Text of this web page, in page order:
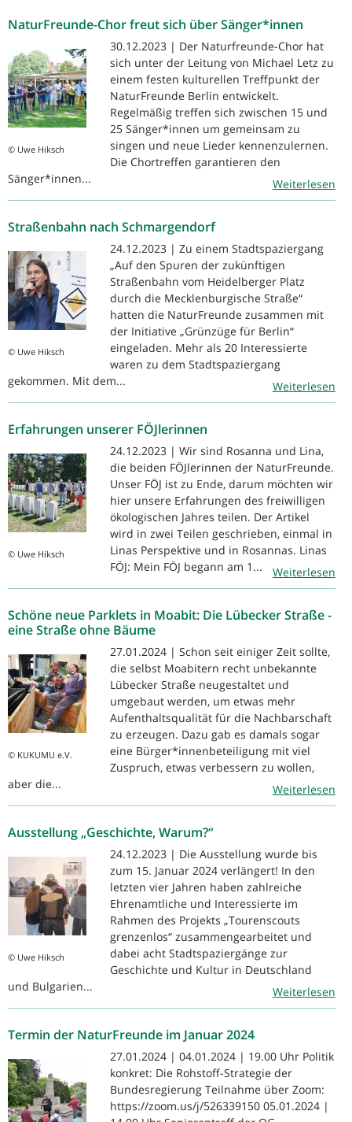
NaturFreunde-Chor freut sich über Sänger*innen
© Uwe Hiksch
30.12.2023 | Der Naturfreunde-Chor hat
sich unter der Leitung von Michael Letz zu
einem festen kulturellen Treffpunkt der
NaturFreunde Berlin entwickelt.
Regelmäßig treffen sich zwischen 15 und
25 Sänger*innen um gemeinsam zu
singen und neue Lieder kennenzulernen.
Die Chortreffen garantieren den
Sänger*innen...
Weiterlesen
Straßenbahn nach Schmargendorf
© Uwe Hiksch
24.12.2023 | Zu einem Stadtspaziergang
„Auf den Spuren der zukünftigen
Straßenbahn vom Heidelberger Platz
durch die Mecklenburgische Straße“
hatten die NaturFreunde zusammen mit
der Initiative „Grünzüge für Berlin“
eingeladen. Mehr als 20 Interessierte
waren zu dem Stadtspaziergang
gekommen. Mit dem...
Weiterlesen
Erfahrungen unserer FÖJlerinnen
© Uwe Hiksch
24.12.2023 | Wir sind Rosanna und Lina,
die beiden FÖJlerinnen der NaturFreunde.
Unser FÖJ ist zu Ende, darum möchten wir
hier unsere Erfahrungen des freiwilligen
ökologischen Jahres teilen. Der Artikel
wird in zwei Teilen geschrieben, einmal in
Linas Perspektive und in Rosannas. Linas
FÖJ: Mein FÖJ begann am 1...
Weiterlesen
Schöne neue Parklets in Moabit: Die Lübecker Straße -
eine Straße ohne Bäume
© KUKUMU e.V.
27.01.2024 | Schon seit einiger Zeit sollte,
die selbst Moabitern recht unbekannte
Lübecker Straße neugestaltet und
umgebaut werden, um etwas mehr
Aufenthaltsqualität für die Nachbarschaft
zu erzeugen. Dazu gab es damals sogar
eine Bürger*innenbeteiligung mit viel
Zuspruch, etwas verbessern zu wollen,
aber die...
Weiterlesen
Ausstellung „Geschichte, Warum?“
© Uwe Hiksch
24.12.2023 | Die Ausstellung wurde bis
zum 15. Januar 2024 verlängert! In den
letzten vier Jahren haben zahlreiche
Ehrenamtliche und Interessierte im
Rahmen des Projekts „Tourenscouts
grenzenlos“ zusammengearbeitet und
dabei acht Stadtspaziergänge zur
Geschichte und Kultur in Deutschland
und Bulgarien...
Weiterlesen
Termin der NaturFreunde im Januar 2024
27.01.2024 | 04.01.2024 | 19.00 Uhr Politik
konkret: Die Rohstoff-Strategie der
Bundesregierung Teilnahme über Zoom:
https://zoom.us/j/526339150 05.01.2024 |